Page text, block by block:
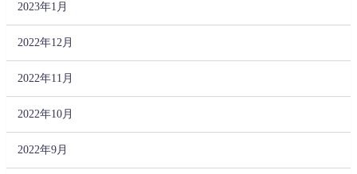
2023年1月
2022年12月
2022年11月
2022年10月
2022年9月